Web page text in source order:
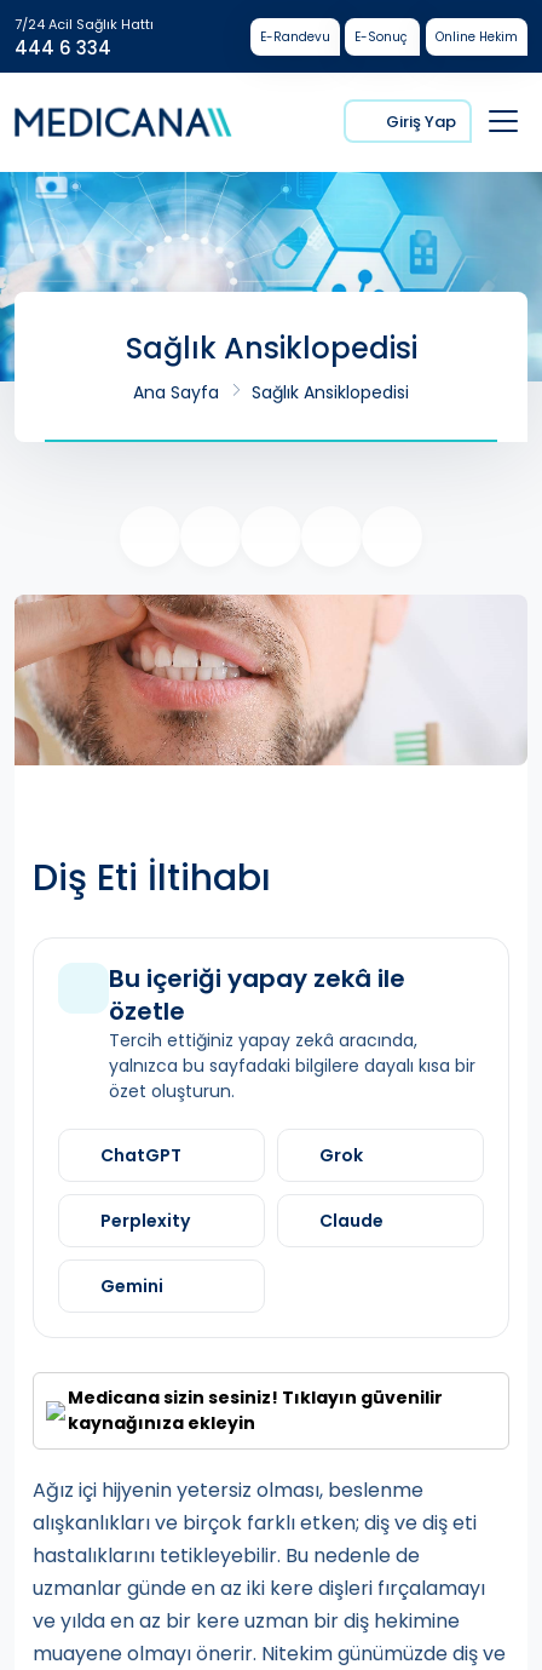
7/24 Acil Sağlık Hattı
444 6 334 E-Randevu E-Sonuç Online Hekim
Giriş Yap
Sağlık Ansiklopedisi
Ana Sayfa Sağlık Ansiklopedisi
Diş Eti İltihabı
Bu içeriği yapay zekâ ile
özetle
Tercih ettiğiniz yapay zekâ aracında,
yalnızca bu sayfadaki bilgilere dayalı kısa bir
özet oluşturun.
ChatGPT Grok
Perplexity Claude
Gemini
Medicana sizin sesiniz! Tıklayın güvenilir
kaynağınıza ekleyin
Ağız içi hijyenin yetersiz olması, beslenme
alışkanlıkları ve birçok farklı etken; diş ve diş eti
hastalıklarını tetikleyebilir. Bu nedenle de
uzmanlar günde en az iki kere dişleri fırçalamayı
ve yılda en az bir kere uzman bir diş hekimine
muayene olmayı önerir. Nitekim günümüzde diş ve